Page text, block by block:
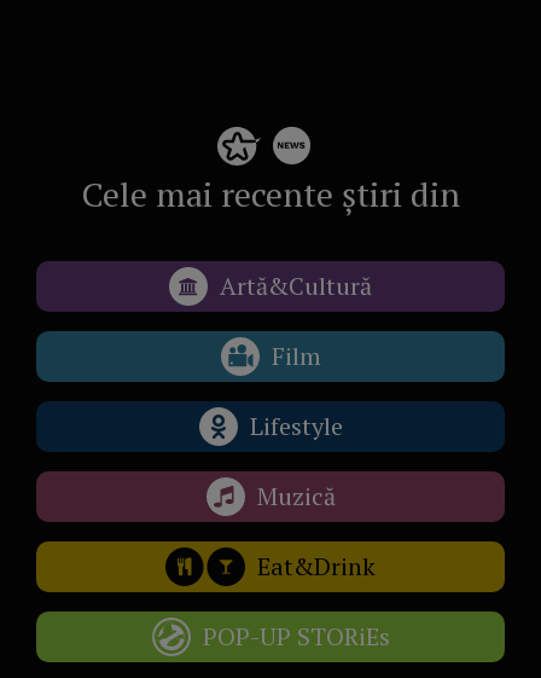
Cele mai recente știri din
Artă&Cultură
Film
Lifestyle
Muzică
Eat&Drink
POP-UP STORiEs